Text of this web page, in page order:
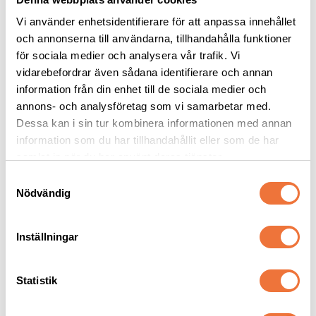
Vi använder enhetsidentifierare för att anpassa innehållet
och annonserna till användarna, tillhandahålla funktioner
för sociala medier och analysera vår trafik. Vi
vidarebefordrar även sådana identifierare och annan
information från din enhet till de sociala medier och
annons- och analysföretag som vi samarbetar med.
Dessa kan i sin tur kombinera informationen med annan
information som du har tillhandahållit eller som de har
Nödvändig
Inställningar
Statistik
Show Tech Silk
utställningskoppel
0,3x100 cm
99kr
4Dogs Belöningsgodis
Fasan ca 100 g
49kr